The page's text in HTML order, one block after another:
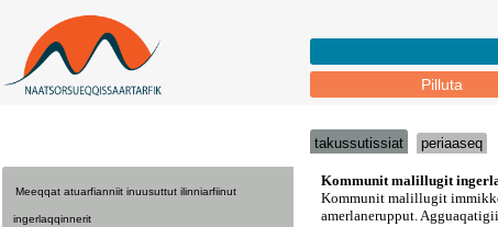
Pilluta
takussutissiat periaaseq
Meeqqat atuarfianniit inuusuttut ilinniarfiinut
ingerlaqqinnerit